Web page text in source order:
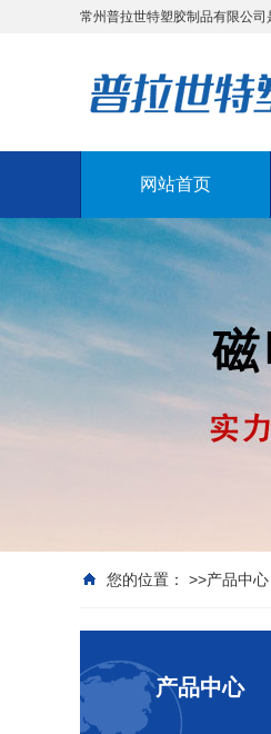
常州普拉世特塑胶制品有限公
网站首页
您的位置： >>产品中心
产品中心